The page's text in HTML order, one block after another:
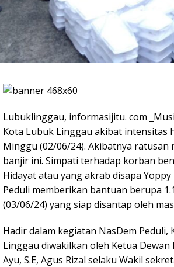
Lubuklinggau, informasijitu. com
Kota Lubuk Linggau akibat intensitas
Minggu (02/06/24). Akibatnya
banjir ini. Simpati terhadap korban
Hidayat atau yang akrab disapa
Peduli memberikan bantuan berupa
(03/06/24) yang siap disantap oleh
Hadir dalam kegiatan NasDem Peduli,
Linggau diwakilkan oleh Ketua Dewan
Ayu, S.E, Agus Rizal selaku Wakil